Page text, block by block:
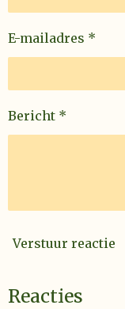
E-mailadres *
Bericht *
Verstuur reactie
Reacties